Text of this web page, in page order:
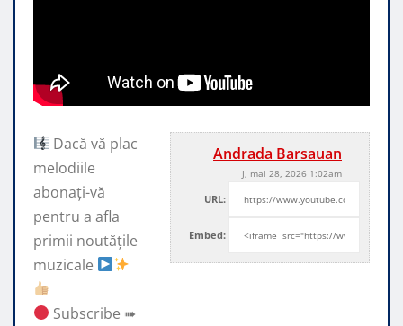
Andrada Barsauan
J, mai 28, 2026 1:02am
URL:
Embed:
Dacă vă plac
melodiile
abonați-vă
pentru a afla
primii noutățile
muzicale
Subscribe ➠